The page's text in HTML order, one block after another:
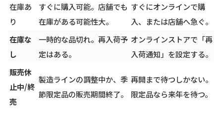
在庫あ
り
すぐに購入可能。店舗でも
在庫がある可能性大。
すぐにオンラインで購
入、または店舗へ急ぐ。
在庫な
し
一時的な品切れ。再入荷予
定はある。
オンラインストアで「再
入荷通知」を設定する。
販売休
止中/終
売
製造ラインの調整中か、季
節限定品の販売期間終了。
再開まで待つしかない。
限定品なら来年を待つ。